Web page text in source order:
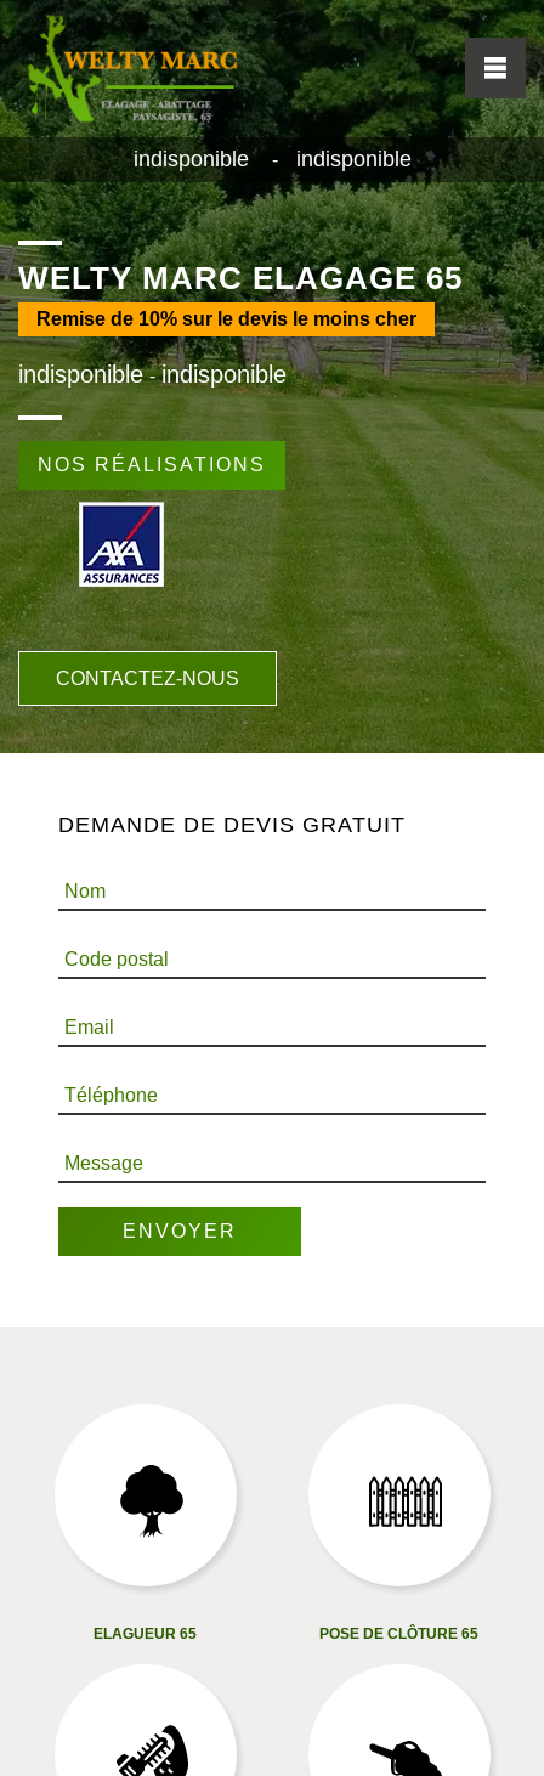
indisponible - indisponible
WELTY MARC ELAGAGE 65
Remise de 10% sur le devis le moins cher
indisponible - indisponible
NOS RÉALISATIONS
CONTACTEZ-NOUS
DEMANDE DE DEVIS GRATUIT
Nom
Code postal
Email
Téléphone
Message
ELAGUEUR 65 POSE DE CLÔTURE 65